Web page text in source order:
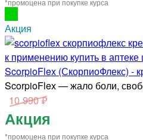
*промоцена при покупке курса
Акция
ScorpioFlex (СкорпиоФлекс) -
ScorpioFlex — жало боли,
10 990 ₽
Акция
*промоцена при покупке курса